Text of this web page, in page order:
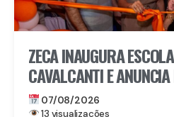
ZECA INAUGURA
CAVALCANTI E
QUASE 100 RUAS EM
07/08/2026
13 visualizações